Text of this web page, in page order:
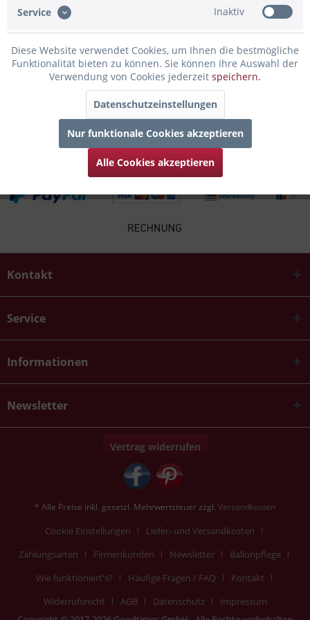
Folgende Infos zum Hersteller sind verfübar......mehr
Zubehör 3
Kunden kauften auch
Kontakt
Service
Informationen
Newsletter
Vertrag widerrufen
* Alle Preise inkl. gesetzl. Mehrwertsteuer zzgl. Versandkosten
Cookie Einstellungen
Liefer- und Versandkosten
Zahlungsarten
Firmenkunden Newsletter
Ballonpflege
Wie funktioniert's?
Häufige Fragen / FAQ
Kontakt
Widerrufsrecht
AGB Datenschutz
Impressum
Service Inaktiv
Diese Website verwendet Cookies, um Ihnen die bestmögliche
Funktionalität bieten zu können. Sie können Ihre Auswahl der
Verwendung von Cookies jederzeit speichern.
Datenschutzeinstellungen
Nur funktionale Cookies akzeptieren
Alle Cookies akzeptieren